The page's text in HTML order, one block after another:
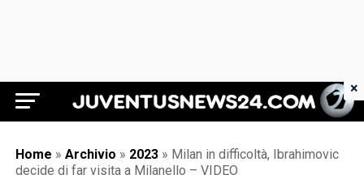
Juventus News 24
Home » Archivio » 2023 » Milan in difficoltà, Ibrahimovic
decide di far visita a Milanello – VIDEO
×